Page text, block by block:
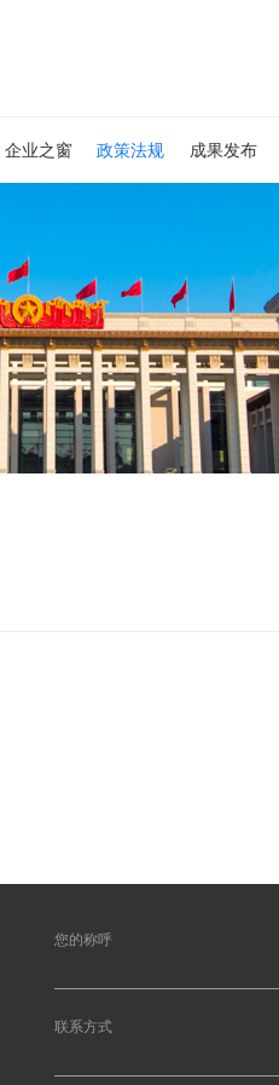
企业之窗 政策法规 成果发布
您的称呼
联系方式